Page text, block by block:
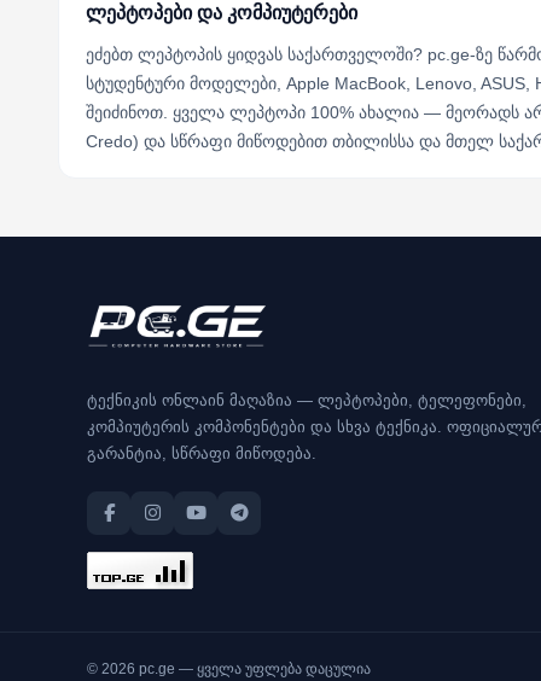
ლეპტოპები და კომპიუტერები
ეძებთ ლეპტოპის ყიდვას საქართველოში? pc.ge-ზე
სტუდენტური მოდელები, Apple MacBook, Lenovo,
შეიძინოთ. ყველა ლეპტოპი 100% ახალია — მეორადს
Credo) და სწრაფი მიწოდებით თბილისსა და მთელ
ტექნიკის ონლაინ მაღაზია — ლეპტოპები, ტელეფონები,
კომპიუტერის კომპონენტები და სხვა ტექნიკა.
გარანტია, სწრაფი მიწოდება.
© 2026 pc.ge — ყველა უფლება დაცულია